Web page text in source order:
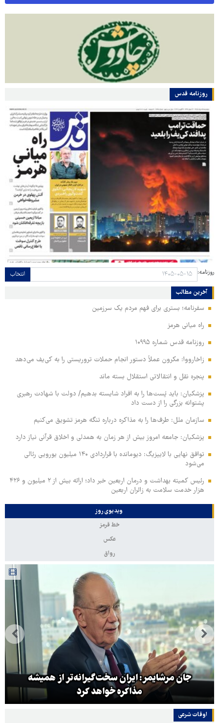
روزنامه قدس
روزنامه: انتخاب
آخرین مطالب
سفرنامه؛ بستری برای فهم مردم یک سرزمین
راه میانی هرمز
روزنامه قدس شماره ۱۰۹۹۵
زاخارووا: مکرون عملاً دستور انجام حملات تروریستی را به کی‌یف می‌دهد
پنجره‌ نقل و انتقالاتی استقلال بسته ماند
پزشکیان: باید پُست‌ها را به افراد شایسته بدهیم/ دولت با شهادت رهبری
پشتوانه بزرگی را از دست داد
سازمان ملل: طرف‌ها را به مذاکره درباره تنگه هرمز تشویق می‌کنیم
پزشکیان: جامعه امروز بیش از هر زمان به همدلی و اخلاق قرآنی نیاز دارد
توافق نهایی با لایپزیگ: دیومانده با قراردادی ۱۴۰ میلیون یورویی رئالی
می‌شود
رئیس کمیته بهداشت و درمان اربعین خبر داد؛ ارائه بیش از ۲ میلیون و ۴۲۶
هزار خدمت سلامت به زائران اربعین
ویدیوی روز
خط قرمز
عکس
رواق
جان مرشایمر: ایران سخت‌گیرانه‌تر از همیشه
مذاکره خواهد کرد
اوقات شرعی